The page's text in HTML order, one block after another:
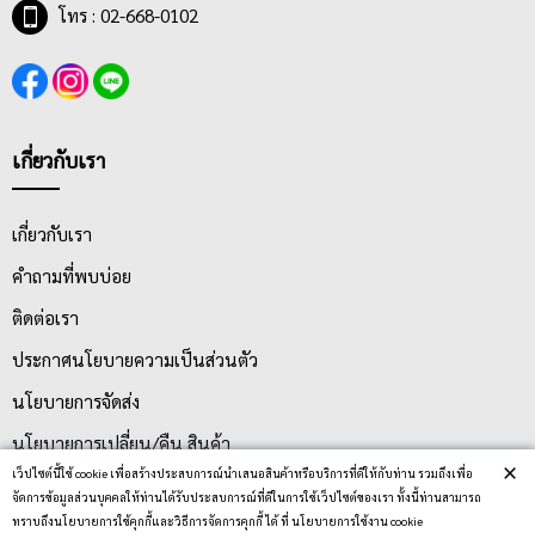
เว็ปไซต์นี้ใช้ cookie เพื่อสร้างประสบการณ์นำเสนอสินค้าหรือบริการที่ดีให้กับท่าน รวมถึงเพื่อ
จัดการข้อมูลส่วนบุคคลให้ท่านได้รับประสบการณ์ที่ดีในการใช้เว็ปไซต์ของเรา ทั้งนี้ท่านสามารถ
ทราบถึงนโยบายการใช้คุกกี้และวิธีการจัดการคุกกี้ ได้ ที่ นโยบายการใช้งาน cookie
×
โทร : 02-668-0102
เกี่ยวกับเรา
เกี่ยวกับเรา
คำถามที่พบบ่อย
ติดต่อเรา
ประกาศนโยบายความเป็นส่วนตัว
นโยบายการจัดส่ง
นโยบายการเปลี่ยน/คืน สินค้า
บริการลูกค้า